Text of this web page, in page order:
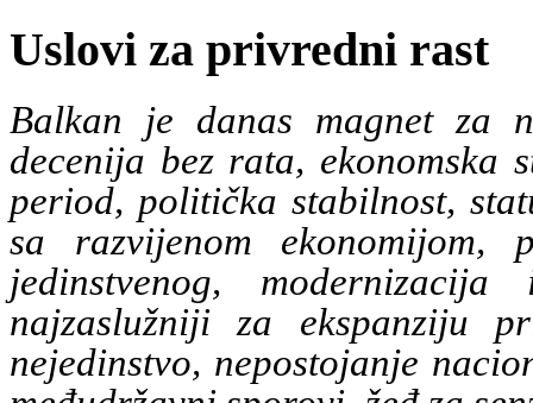
Uslovi za privredni rast
Balkan je danas magnet za
decenija bez rata, ekonomska
period, politička stabilnost,
sa razvijenom ekonomijom,
jedinstvenog,
najzaslužniji za ekspanziju
nejedinstvo, nepostojanje